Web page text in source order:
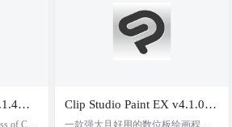
官方
of Clip
Clip Studio Paint EX v4.1.0多
国语言特别版 CSP绘图软件
一款强大且好用的数位板绘画程